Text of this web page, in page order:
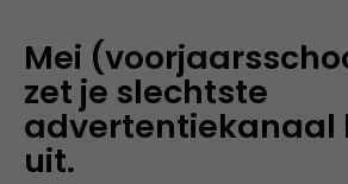
Mei
zet je slechtste
advertentiekanaal
uit.